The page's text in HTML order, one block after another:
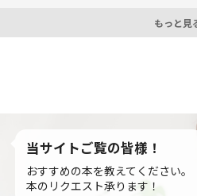
もっと見
当サイトご覧の皆様！
おすすめの本を教えてください。
本のリクエスト承ります！